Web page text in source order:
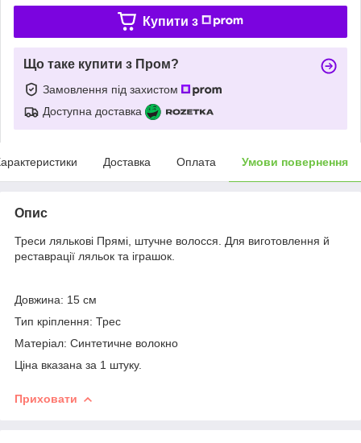
Купити з
Що таке купити з Пром?
Замовлення під захистом
Доступна доставка
Доставка Оплата Умови повернення
Опис
Треси лялькові Прямі, штучне волосся. Для виготовлення й
реставрації ляльок та іграшок.
Довжина: 15 см
Тип кріплення: Трес
Матеріал: Синтетичне волокно
Ціна вказана за 1 штуку.
Приховати